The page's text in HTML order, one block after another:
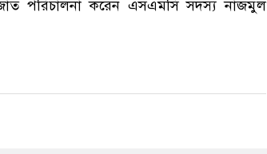
পরিচালনা করেন এসএমসি সদস্য নাজমুল